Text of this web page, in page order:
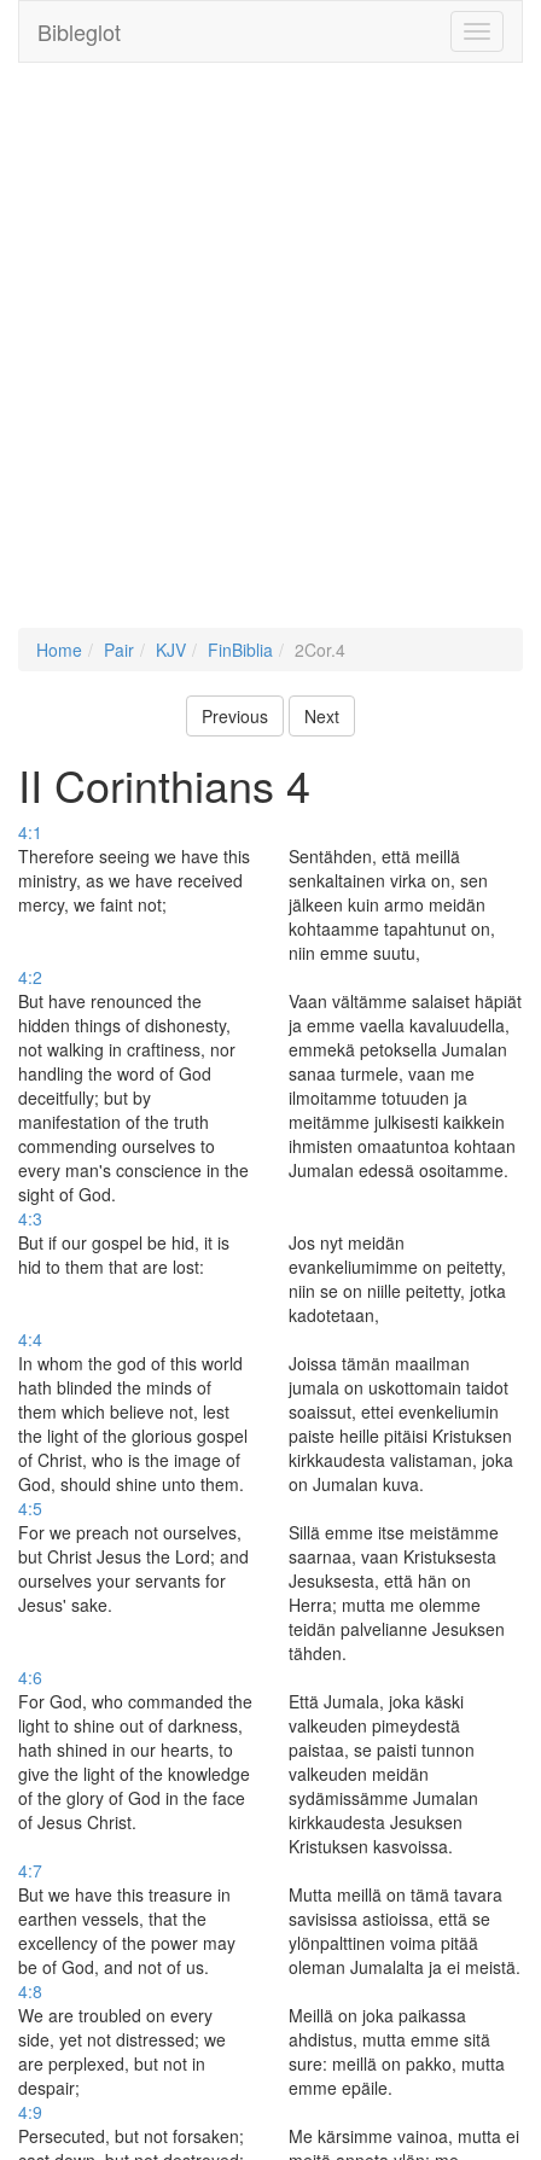
Toggle
Bibleglot
Home Pair KJV FinBiblia 2Cor.4
Previous Next
II Corinthians 4
4:1
Therefore seeing we have this
ministry, as we have received
mercy, we faint not;
Sentähden, että meillä
senkaltainen virka on, sen
jälkeen kuin armo meidän
kohtaamme tapahtunut on,
niin emme suutu,
4:2
But have renounced the
hidden things of dishonesty,
not walking in craftiness, nor
handling the word of God
deceitfully; but by
manifestation of the truth
commending ourselves to
every man's conscience in the
sight of God.
Vaan vältämme salaiset häpiät
ja emme vaella kavaluudella,
emmekä petoksella Jumalan
sanaa turmele, vaan me
ilmoitamme totuuden ja
meitämme julkisesti kaikkein
ihmisten omaatuntoa kohtaan
Jumalan edessä osoitamme.
4:3
But if our gospel be hid, it is
hid to them that are lost:
Jos nyt meidän
evankeliumimme on peitetty,
niin se on niille peitetty, jotka
kadotetaan,
4:4
In whom the god of this world
hath blinded the minds of
them which believe not, lest
the light of the glorious gospel
of Christ, who is the image of
God, should shine unto them.
Joissa tämän maailman
jumala on uskottomain taidot
soaissut, ettei evenkeliumin
paiste heille pitäisi Kristuksen
kirkkaudesta valistaman, joka
on Jumalan kuva.
4:5
For we preach not ourselves,
but Christ Jesus the Lord; and
ourselves your servants for
Jesus' sake.
Sillä emme itse meistämme
saarnaa, vaan Kristuksesta
Jesuksesta, että hän on
Herra; mutta me olemme
teidän palvelianne Jesuksen
tähden.
4:6
For God, who commanded the
light to shine out of darkness,
hath shined in our hearts, to
give the light of the knowledge
of the glory of God in the face
of Jesus Christ.
Että Jumala, joka käski
valkeuden pimeydestä
paistaa, se paisti tunnon
valkeuden meidän
sydämissämme Jumalan
kirkkaudesta Jesuksen
Kristuksen kasvoissa.
4:7
But we have this treasure in
earthen vessels, that the
excellency of the power may
be of God, and not of us.
Mutta meillä on tämä tavara
savisissa astioissa, että se
ylönpalttinen voima pitää
oleman Jumalalta ja ei meistä.
4:8
We are troubled on every
side, yet not distressed; we
are perplexed, but not in
despair;
Meillä on joka paikassa
ahdistus, mutta emme sitä
sure: meillä on pakko, mutta
emme epäile.
4:9
Persecuted, but not forsaken;
Me kärsimme vainoa, mutta ei